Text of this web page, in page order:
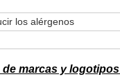
los alérgenos
marcas y